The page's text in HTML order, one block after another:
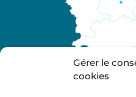
Gérer le
cookies